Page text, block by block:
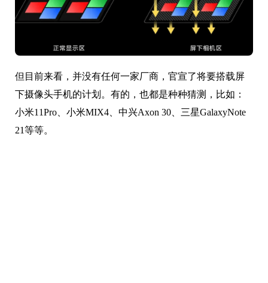
但目前来看，并没有任何一家厂商，官宣了将要搭载屏
下摄像头手机的计划。有的，也都是种种猜测，比如：
小米11Pro、小米MIX4、中兴Axon 30、三星GalaxyNote
21等等。